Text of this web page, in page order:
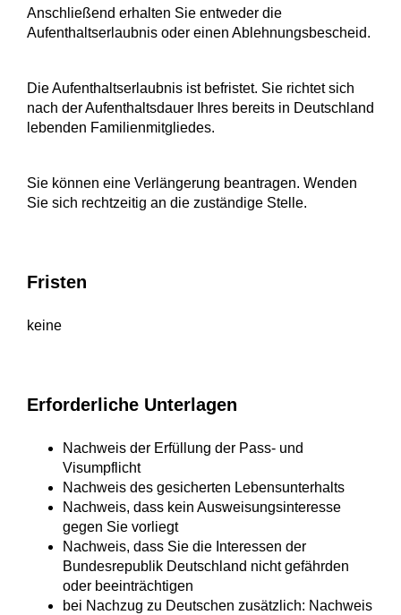
Anschließend erhalten Sie entweder die
Aufenthaltserlaubnis oder einen Ablehnungsbescheid.
Die Aufenthaltserlaubnis ist befristet. Sie richtet sich
nach der Aufenthaltsdauer Ihres bereits in Deutschland
lebenden Familienmitgliedes.
Sie können eine Verlängerung beantragen. Wenden
Sie sich rechtzeitig an die zuständige Stelle.
Fristen
keine
Erforderliche Unterlagen
Nachweis der Erfüllung der Pass- und
Visumpflicht
Nachweis des gesicherten Lebensunterhalts
Nachweis, dass kein Ausweisungsinteresse
gegen Sie vorliegt
Nachweis, dass Sie die Interessen der
Bundesrepublik Deutschland nicht gefährden
oder beeinträchtigen
bei Nachzug zu Deutschen zusätzlich: Nachweis